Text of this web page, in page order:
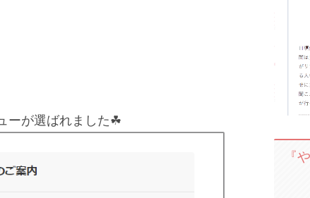
ーが選ばれました☘
『